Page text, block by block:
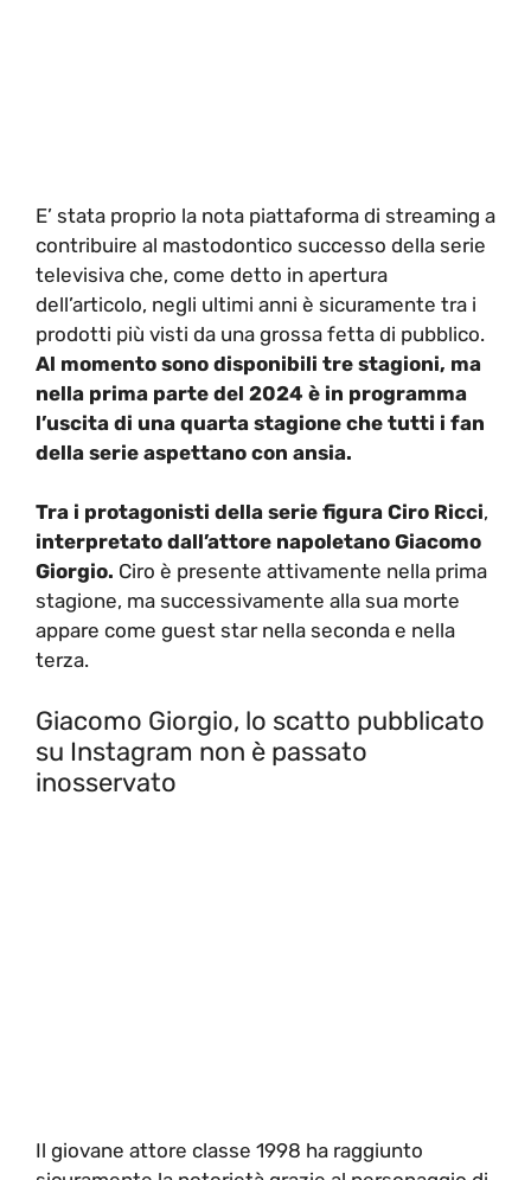
E’ stata proprio la nota piattaforma di streaming a
contribuire al mastodontico successo della serie
televisiva che, come detto in apertura
dell’articolo, negli ultimi anni è sicuramente tra i
prodotti più visti da una grossa fetta di pubblico.
Al momento sono disponibili tre stagioni, ma
nella prima parte del 2024 è in programma
l’uscita di una quarta stagione che tutti i fan
della serie aspettano con ansia.
Tra i protagonisti della serie figura Ciro Ricci,
interpretato dall’attore napoletano Giacomo
Giorgio. Ciro è presente attivamente nella prima
stagione, ma successivamente alla sua morte
appare come guest star nella seconda e nella
terza.
Giacomo Giorgio, lo scatto pubblicato
su Instagram non è passato
inosservato
Il giovane attore classe 1998 ha raggiunto